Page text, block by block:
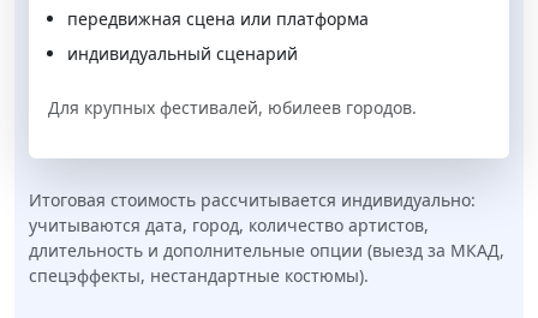
передвижная сцена или платформа
индивидуальный сценарий
Для крупных фестивалей, юбилеев городов.
Итоговая стоимость рассчитывается индивидуально:
учитываются дата, город, количество артистов,
длительность и дополнительные опции (выезд за МКАД,
спецэффекты, нестандартные костюмы).